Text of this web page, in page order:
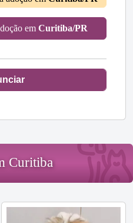
em Curitiba/PR
Curitiba